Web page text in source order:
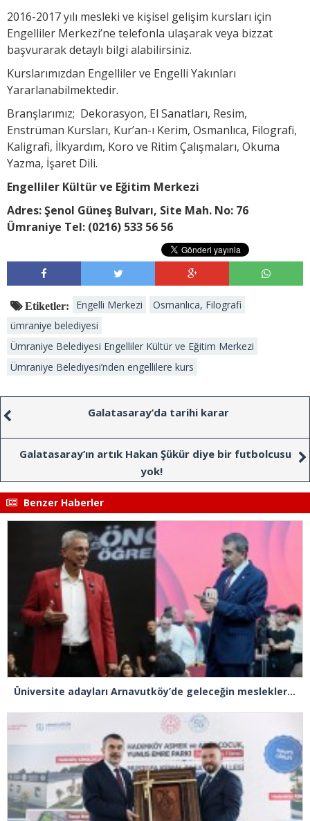
2016-2017 yılı mesleki ve kişisel gelişim kursları için
Engelliler Merkezi’ne telefonla ulaşarak veya bizzat
başvurarak detaylı bilgi alabilirsiniz.
Kurslarımızdan Engelliler ve Engelli Yakınları
Yararlanabilmektedir.
Branşlarımız; Dekorasyon, El Sanatları, Resim,
Enstrüman Kursları, Kur’an-ı Kerim, Osmanlıca, Filografi,
Kaligrafi, İlkyardım, Koro ve Ritim Çalışmaları, Okuma
Yazma, İşaret Dili.
Engelliler Kültür ve Eğitim Merkezi
Adres: Şenol Güneş Bulvarı, Site Mah. No: 76
Ümraniye Tel: (0216) 533 56 56
Etiketler: Engelli Merkezi
Osmanlıca, Filografi
ümraniye belediyesi
Ümraniye Belediyesi Engelliler Kültür ve Eğitim Merkezi
Ümraniye Belediyesi’nden engellilere kurs
Galatasaray’da tarihi karar
Galatasaray’ın artık Hakan Şükür diye bir futbolcusu
yok!
Benzer Haberler
Üniversite adayları Arnavutköy’de geleceğin mesleklerini bakanlarla konuştu